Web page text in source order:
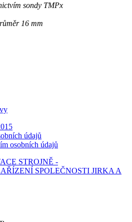
sondy TMPx
16 mm
údajů
osobních údajů
STROJNĚ -
SPOLEČNOSTI JIRKA A